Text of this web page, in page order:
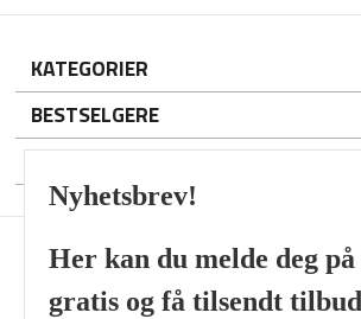
KATEGORIER
BESTSELGERE
DIN KONTO
Nyhetsbrev!
Her kan du melde deg
gratis og få tilsendt